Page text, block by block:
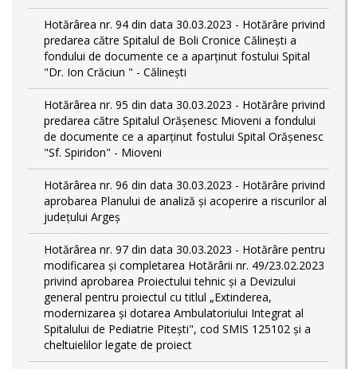
Hotărârea nr. 94 din data 30.03.2023 - Hotărâre privind
predarea către Spitalul de Boli Cronice Călinești a
fondului de documente ce a aparținut fostului Spital
"Dr. Ion Crăciun " - Călinești
Hotărârea nr. 95 din data 30.03.2023 - Hotărâre privind
predarea către Spitalul Orășenesc Mioveni a fondului
de documente ce a aparținut fostului Spital Orășenesc
"Sf. Spiridon" - Mioveni
Hotărârea nr. 96 din data 30.03.2023 - Hotărâre privind
aprobarea Planului de analiză și acoperire a riscurilor al
județului Argeș
Hotărârea nr. 97 din data 30.03.2023 - Hotărâre pentru
modificarea și completarea Hotărârii nr. 49/23.02.2023
privind aprobarea Proiectului tehnic și a Devizului
general pentru proiectul cu titlul „Extinderea,
modernizarea și dotarea Ambulatoriului Integrat al
Spitalului de Pediatrie Pitești", cod SMIS 125102 și a
cheltuielilor legate de proiect